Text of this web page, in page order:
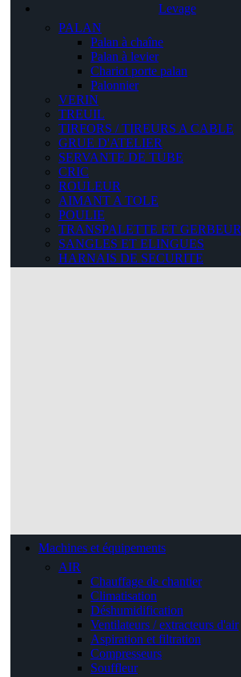
Levage
PALAN
Palan à chaîne
Palan à levier
Chariot porte palan
Palonnier
VERIN
TREUIL
TIRFORS / TIREURS A CABLE
GRUE D'ATELIER
SERVANTE DE TUBE
CRIC
ROULEUR
AIMANT A TOLE
POULIE
TRANSPALETTE ET GERBEUR
SANGLES ET ELINGUES
HARNAIS DE SECURITE
Machines et équipements
AIR
Chauffage de chantier
Climatisation
Déshumidification
Ventilateurs / extracteurs d'air
Aspiration et filtration
Compresseurs
Souffleur